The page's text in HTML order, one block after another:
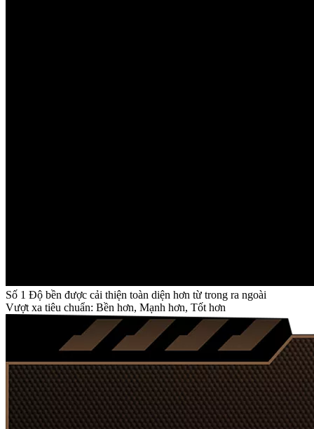
Số 1 Độ bền được cải thiện toàn diện hơn từ trong ra ngoài
Vượt xa tiêu chuẩn: Bền hơn, Mạnh hơn, Tốt hơn